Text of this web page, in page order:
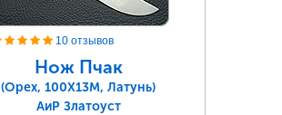
10 отзывов
Нож Пчак
(Орех, 100Х13М, Латунь)
АиР Златоуст